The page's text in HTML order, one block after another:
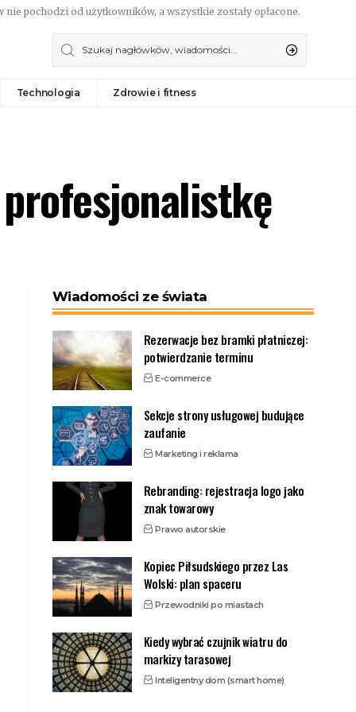
pochodzi od użytkowników, a wszystkie zostały opłacone.
Technologia Zdrowie i fitness
Wiadomości ze świata
Rezerwacje bez bramki płatniczej:
potwierdzanie terminu
E-commerce
Sekcje strony usługowej budujące
zaufanie
Marketing i reklama
Rebranding: rejestracja logo jako
znak towarowy
Prawo autorskie
Kopiec Piłsudskiego przez Las
Wolski: plan spaceru
Przewodniki po miastach
Kiedy wybrać czujnik wiatru do
markizy tarasowej
Inteligentny dom (smart home)